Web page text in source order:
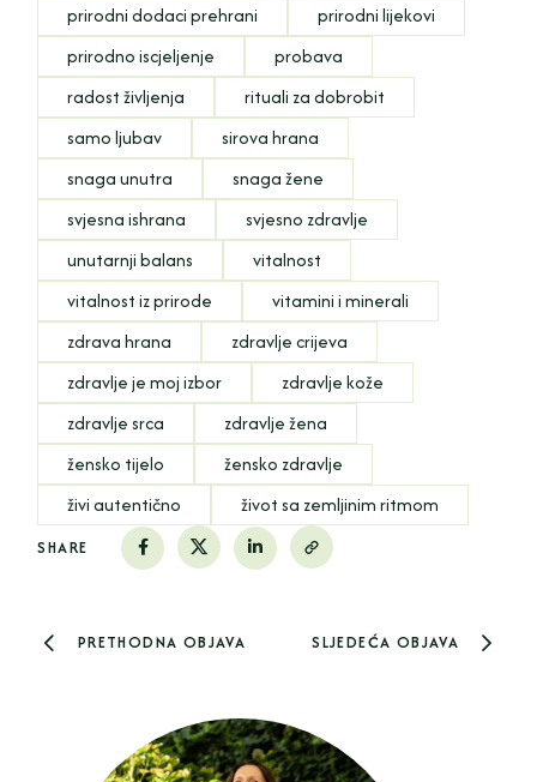
prirodni dodaci prehrani
prirodni lijekovi
prirodno iscjeljenje
probava
radost življenja
rituali za dobrobit
samo ljubav
sirova hrana
snaga unutra
snaga žene
svjesna ishrana
svjesno zdravlje
unutarnji balans
vitalnost
vitalnost iz prirode
vitamini i minerali
zdrava hrana
zdravlje crijeva
zdravlje je moj izbor
zdravlje kože
zdravlje srca
zdravlje žena
žensko tijelo
žensko zdravlje
živi autentično
život sa zemljinim ritmom
SHARE
PRETHODNA OBJAVA SLJEDEĆA OBJAVA